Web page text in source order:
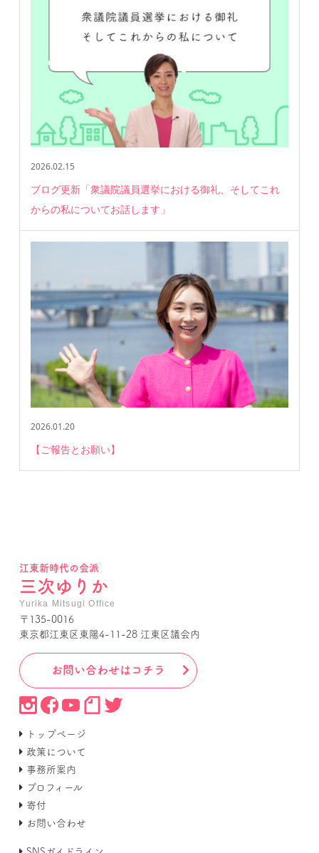
2026.02.15
ブログ更新「衆議院議員選挙における御礼、そしてこれ
からの私についてお話します」
2026.01.20
【ご報告とお願い】
江東新時代の会派
三次ゆりか
Yurika Mitsugi Office
〒135-0016
東京都江東区東陽4-11-28 江東区議会内
お問い合わせはコチラ
トップページ
政策について
事務所案内
プロフィール
寄付
お問い合わせ